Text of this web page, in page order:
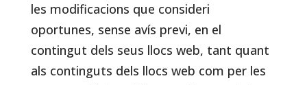
les modificacions que consideri
oportunes, sense avís previ, en el
contingut dels seus llocs web, tant quant
als continguts dels llocs web com per les